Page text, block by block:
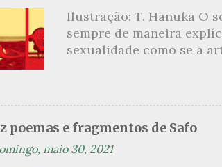
Ilustração: T. Hanuka O
sempre de maneira
sexualidade como se a
apresenta um conjunto
sido autora de um livro
principais figuras que se
poemas e fragmentos de Safo
maio 30, 2021